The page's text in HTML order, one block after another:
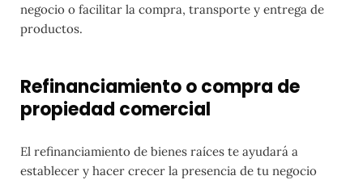
negocio o facilitar la compra, transporte y entrega de
productos.
Refinanciamiento o compra de
propiedad comercial
El refinanciamiento de bienes raíces te ayudará a
establecer y hacer crecer la presencia de tu negocio